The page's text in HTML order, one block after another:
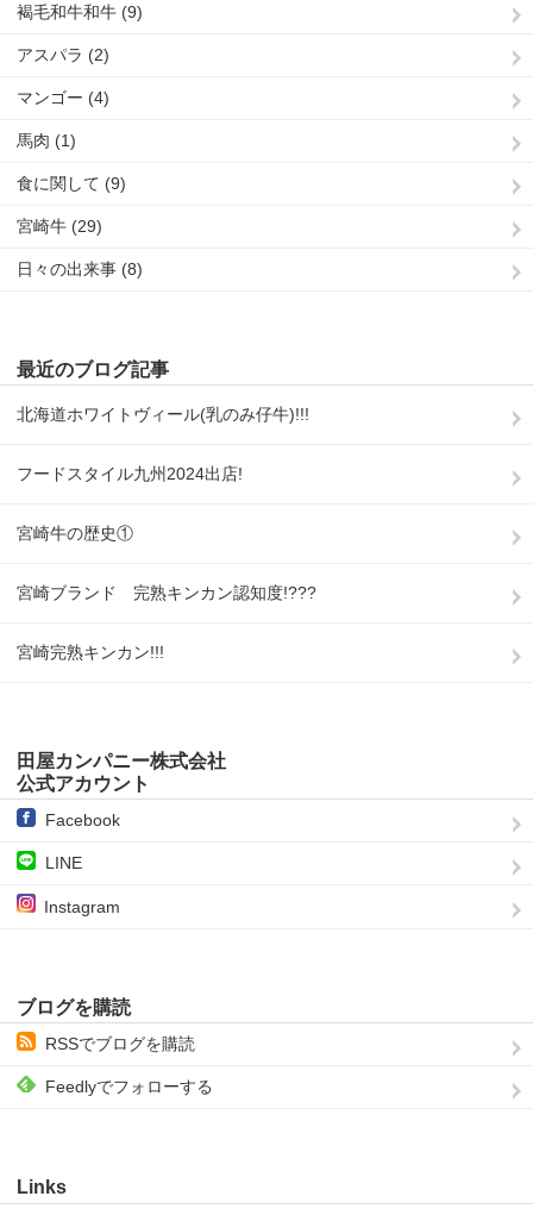
褐毛和牛和牛 (9)
アスパラ (2)
マンゴー (4)
馬肉 (1)
食に関して (9)
宮崎牛 (29)
日々の出来事 (8)
最近のブログ記事
北海道ホワイトヴィール(乳のみ仔牛)!!!
フードスタイル九州2024出店!
宮崎牛の歴史①
宮崎ブランド 完熟キンカン認知度!???
宮崎完熟キンカン!!!
田屋カンパニー株式会社
公式アカウント
Facebook
LINE
Instagram
ブログを購読
RSSでブログを購読
Feedlyでフォローする
Links